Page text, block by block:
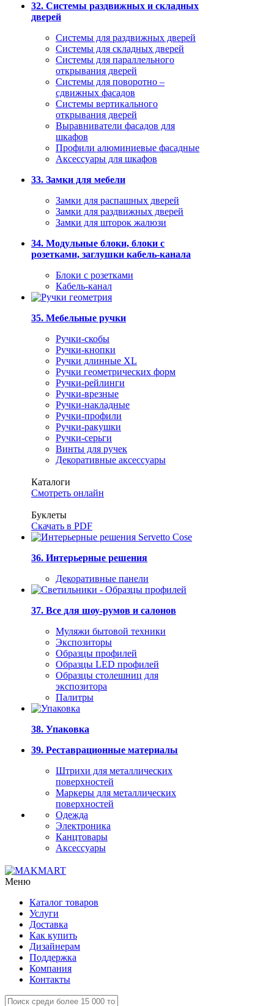
32. Системы раздвижных и складных
дверей
Системы для раздвижных дверей
Системы для складных дверей
Системы для параллельного
открывания дверей
Системы для поворотно –
сдвижных фасадов
Системы вертикального
открывания дверей
Выравниватели фасадов для
шкафов
Профили алюминиевые фасадные
Аксессуары для шкафов
33. Замки для мебели
Замки для распашных дверей
Замки для раздвижных дверей
Замки для шторок жалюзи
34. Модульные блоки, блоки с
розетками, заглушки кабель-канала
Блоки с розетками
Кабель-канал
35. Мебельные ручки
Ручки-скобы
Ручки-кнопки
Ручки длинные XL
Ручки геометрических форм
Ручки-рейлинги
Ручки-врезные
Ручки-накладные
Ручки-профили
Ручки-ракушки
Ручки-серьги
Винты для ручек
Декоративные аксессуары
Каталоги
Смотреть онлайн
Буклеты
Скачать в PDF
36. Интерьерные решения
Декоративные панели
37. Все для шоу-румов и салонов
Муляжи бытовой техники
Экспозиторы
Образцы профилей
Образцы LED профилей
Образцы столешниц для
экспозитора
Палитры
38. Упаковка
39. Реставрационные материалы
Штрихи для металлических
поверхностей
Маркеры для металлических
поверхностей
Одежда
Электроника
Канцтовары
Аксессуары
Меню
Каталог товаров
Услуги
Доставка
Как купить
Дизайнерам
Поддержка
Компания
Контакты